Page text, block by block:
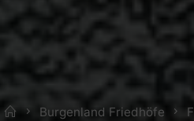
HomeBurgenland Friedhöfe